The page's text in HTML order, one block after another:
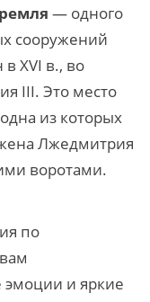
— одного
сооружений
XVI в., во
III. Это место
из которых
Лжедмитрия
воротами.
по
и яркие